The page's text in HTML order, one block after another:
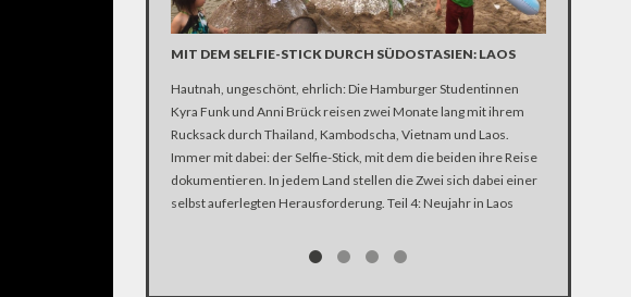
MIT DEM SELFIE-STICK DURCH SÜDOSTASIEN: LAOS
Hautnah, ungeschönt, ehrlich: Die Hamburger Studentinnen
Kyra Funk und Anni Brück reisen zwei Monate lang mit ihrem
Rucksack durch Thailand, Kambodscha, Vietnam und Laos.
Immer mit dabei: der Selfie-Stick, mit dem die beiden ihre Reise
dokumentieren. In jedem Land stellen die Zwei sich dabei einer
selbst auferlegten Herausforderung. Teil 4: Neujahr in Laos